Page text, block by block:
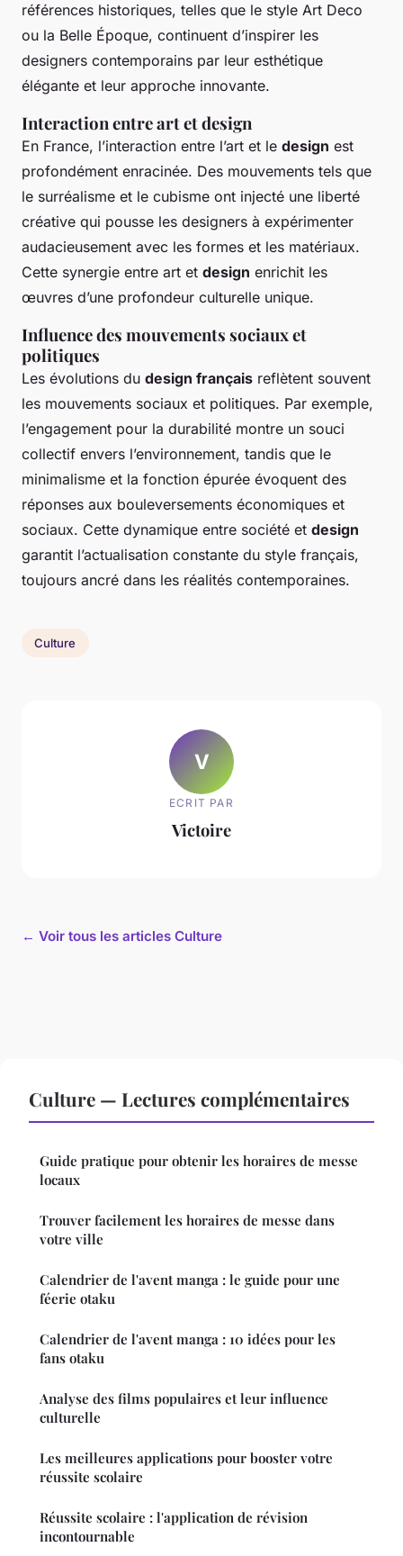
références historiques, telles que le style Art Deco
ou la Belle Époque, continuent d’inspirer les
designers contemporains par leur esthétique
élégante et leur approche innovante.
Interaction entre art et design
En France, l’interaction entre l’art et le design est
profondément enracinée. Des mouvements tels que
le surréalisme et le cubisme ont injecté une liberté
créative qui pousse les designers à expérimenter
audacieusement avec les formes et les matériaux.
Cette synergie entre art et design enrichit les
œuvres d’une profondeur culturelle unique.
Influence des mouvements sociaux et
politiques
Les évolutions du design français reflètent souvent
les mouvements sociaux et politiques. Par exemple,
l’engagement pour la durabilité montre un souci
collectif envers l’environnement, tandis que le
minimalisme et la fonction épurée évoquent des
réponses aux bouleversements économiques et
sociaux. Cette dynamique entre société et design
garantit l’actualisation constante du style français,
toujours ancré dans les réalités contemporaines.
Culture
V
ECRIT PAR
Victoire
← Voir tous les articles Culture
Culture — Lectures complémentaires
Guide pratique pour obtenir les horaires de messe
locaux
Trouver facilement les horaires de messe dans
votre ville
Calendrier de l'avent manga : le guide pour une
féerie otaku
Calendrier de l'avent manga : 10 idées pour les
fans otaku
Analyse des films populaires et leur influence
culturelle
Les meilleures applications pour booster votre
réussite scolaire
Réussite scolaire : l'application de révision
incontournable